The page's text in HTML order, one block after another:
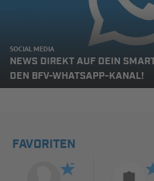
SOCIAL MEDIA
NEWS DIREKT AUF DEIN
DEN BFV-WHATSAPP-KANAL!
FAVORITEN